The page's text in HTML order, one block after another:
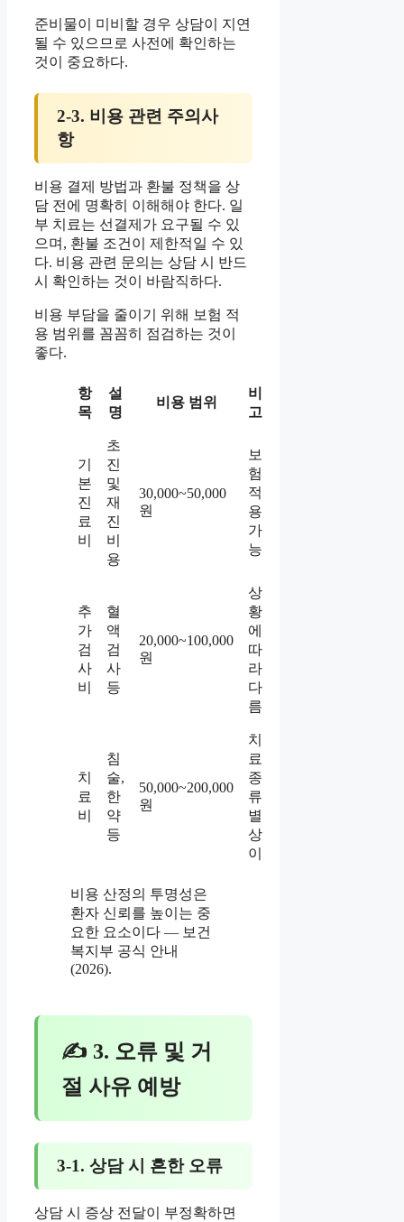
준비물이 미비할 경우 상담이 지연
될 수 있으므로 사전에 확인하는
것이 중요하다.
2-3. 비용 관련 주의사
항
비용 결제 방법과 환불 정책을 상
담 전에 명확히 이해해야 한다. 일
부 치료는 선결제가 요구될 수 있
으며, 환불 조건이 제한적일 수 있
다. 비용 관련 문의는 상담 시 반드
시 확인하는 것이 바람직하다.
비용 부담을 줄이기 위해 보험 적
용 범위를 꼼꼼히 점검하는 것이
좋다.
항
목
설
명
비용 범위
비
고
기
본
진
료
비
초
진
및
재
진
비
용
30,000~50,000
원
보
험
적
용
가
능
추
가
검
사
비
혈
액
검
사
등
20,000~100,000
원
상
황
에
따
라
다
름
치
료
비
침
술,
한
약
등
50,000~200,000
원
치
료
종
류
별
상
이
비용 산정의 투명성은
환자 신뢰를 높이는 중
요한 요소이다 — 보건
복지부 공식 안내
(2026).
✍ 3. 오류 및 거
절 사유 예방
3-1. 상담 시 흔한 오류
상담 시 증상 전달이 부정확하면